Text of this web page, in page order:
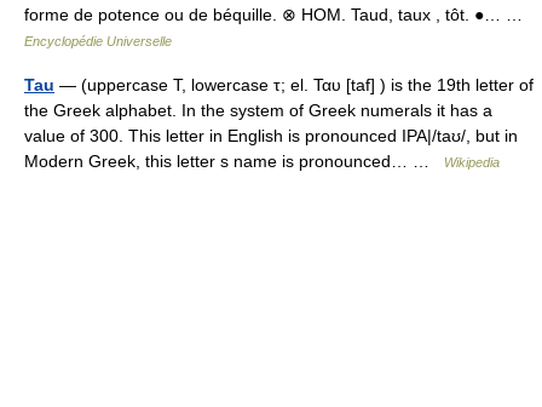
forme de potence ou de béquille. ⊗ HOM. Taud, taux , tôt. ●… …
Encyclopédie Universelle
Tau — (uppercase Τ, lowercase τ; el. Ταυ [taf] ) is the 19th letter of
the Greek alphabet. In the system of Greek numerals it has a
value of 300. This letter in English is pronounced IPA|/taʊ/, but in
Modern Greek, this letter s name is pronounced… …
Wikipedia